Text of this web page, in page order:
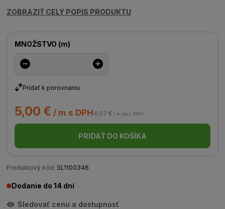
ZOBRAZIŤ CELÝ POPIS PRODUKTU
MNOŽSTVO (m)
Pridať k porovnaniu
5,00 € / m s DPH4,07 € / m bez DPH
PRIDAŤ DO KOŠÍKA
Produktový kód: SL1100346
Dodanie do 14 dní
Sledovať cenu a dostupnosť